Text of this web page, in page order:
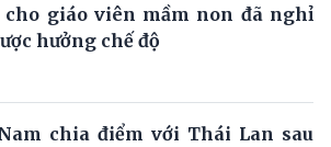
cho giáo viên mầm non đã nghỉ
hưởng chế độ
chia điểm với Thái Lan sau